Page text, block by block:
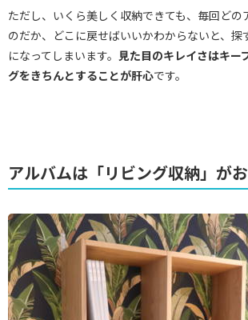
ただし、いくら美しく収納できても、毎回どの
のだか、どこに戻せばいいかわからないと、探
になってしまいます。 見た目のキレイさはキー
グをきちんとすることが肝心です。
アルバムは「リビング収納」が